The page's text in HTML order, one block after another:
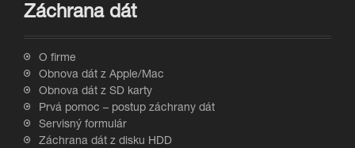
Záchrana dát
O firme
Obnova dát z Apple/Mac
Obnova dát z SD karty
Prvá pomoc – postup záchrany dát
Servisný formulár
Záchrana dát z disku HDD